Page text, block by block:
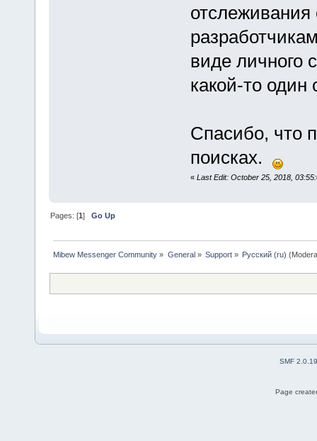
виде личного
какой-то один
Спасибо, что
поисках.
« Last Edit: October 25, 2018,
Pages: [1]Go Up
Mibew Messenger Community » General» Support» Русский (ru)
SMF 2.0.19
Page